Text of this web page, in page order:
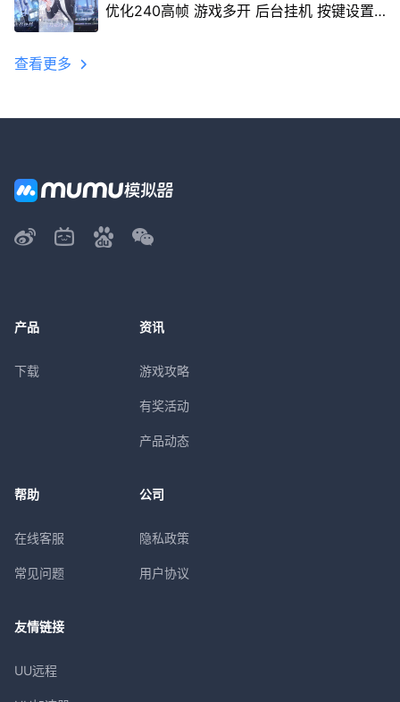
优化240高帧 游戏多开 后台挂机 按键设置
查看更多
产品
下载
资讯
游戏攻略
有奖活动
产品动态
帮助
在线客服
常见问题
公司
隐私政策
用户协议
友情链接
UU远程